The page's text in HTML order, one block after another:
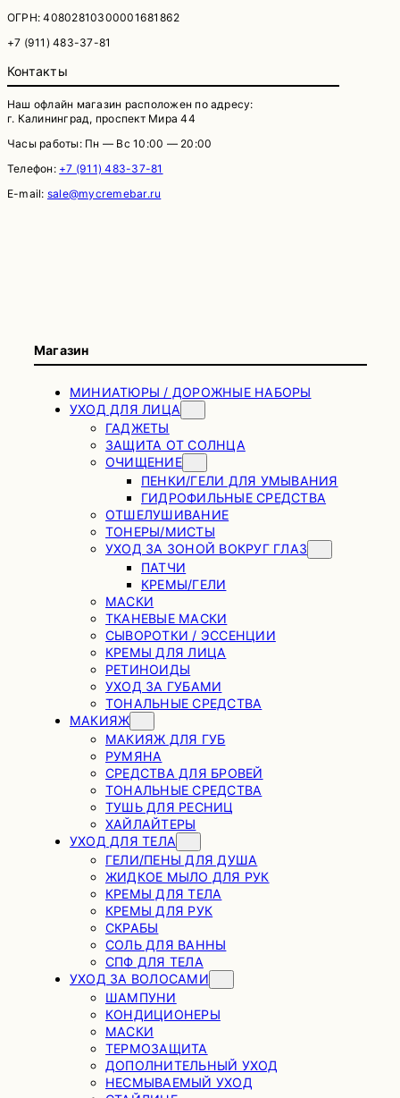
ОГРН: 40802810300001681862
+7 (911) 483-37-81
Контакты
Наш офлайн магазин расположен по адресу:
г. Калининград, проспект Мира 44
Часы работы: Пн — Вс 10:00 — 20:00
Телефон: +7 (911) 483-37-81
E-mail: sale@mycremebar.ru
Магазин
МИНИАТЮРЫ / ДОРОЖНЫЕ НАБОРЫ
УХОД ДЛЯ ЛИЦА
ГАДЖЕТЫ
ЗАЩИТА ОТ СОЛНЦА
ОЧИЩЕНИЕ
ПЕНКИ/ГЕЛИ ДЛЯ УМЫВАНИЯ
ГИДРОФИЛЬНЫЕ СРЕДСТВА
ОТШЕЛУШИВАНИЕ
ТОНЕРЫ/МИСТЫ
УХОД ЗА ЗОНОЙ ВОКРУГ ГЛАЗ
ПАТЧИ
КРЕМЫ/ГЕЛИ
МАСКИ
ТКАНЕВЫЕ МАСКИ
СЫВОРОТКИ / ЭССЕНЦИИ
КРЕМЫ ДЛЯ ЛИЦА
РЕТИНОИДЫ
УХОД ЗА ГУБАМИ
ТОНАЛЬНЫЕ СРЕДСТВА
МАКИЯЖ
МАКИЯЖ ДЛЯ ГУБ
РУМЯНА
СРЕДСТВА ДЛЯ БРОВЕЙ
ТОНАЛЬНЫЕ СРЕДСТВА
ТУШЬ ДЛЯ РЕСНИЦ
ХАЙЛАЙТЕРЫ
УХОД ДЛЯ ТЕЛА
ГЕЛИ/ПЕНЫ ДЛЯ ДУША
ЖИДКОЕ МЫЛО ДЛЯ РУК
КРЕМЫ ДЛЯ ТЕЛА
КРЕМЫ ДЛЯ РУК
СКРАБЫ
СОЛЬ ДЛЯ ВАННЫ
СПФ ДЛЯ ТЕЛА
УХОД ЗА ВОЛОСАМИ
ШАМПУНИ
КОНДИЦИОНЕРЫ
МАСКИ
ТЕРМОЗАЩИТА
ДОПОЛНИТЕЛЬНЫЙ УХОД
НЕСМЫВАЕМЫЙ УХОД